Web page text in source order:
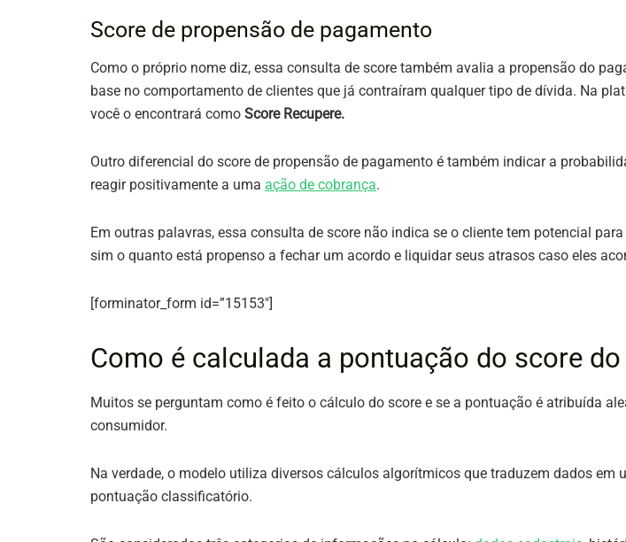
Score de propensão de pagamento
Como o próprio nome diz, essa consulta de score também avalia a propensão do
base no comportamento de clientes que já contraíram qualquer tipo de dívida. Na
você o encontrará como Score Recupere.
Outro diferencial do score de propensão de pagamento é também indicar a
reagir positivamente a uma ação de cobrança.
Em outras palavras, essa consulta de score não indica se o cliente tem potencial
sim o quanto está propenso a fechar um acordo e liquidar seus atrasos caso eles
[forminator_form id=”15153″]
Como é calculada a pontuação do score do
Muitos se perguntam como é feito o cálculo do score e se a pontuação é atribuída
consumidor.
Na verdade, o modelo utiliza diversos cálculos algorítmicos que traduzem dados em
pontuação classificatório.